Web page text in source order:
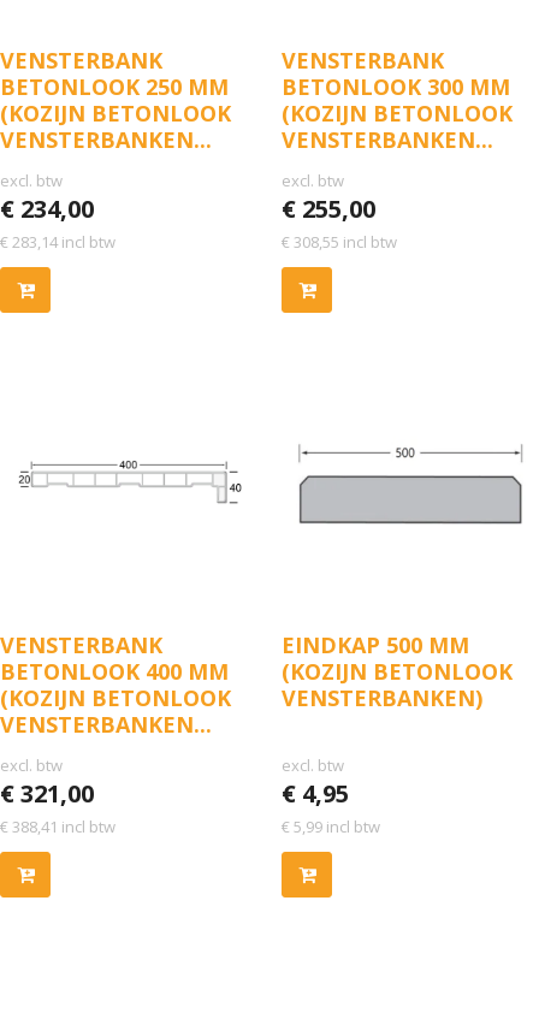
VENSTERBANK
BETONLOOK 250 MM
(KOZIJN BETONLOOK
VENSTERBANKEN...
excl. btw
€ 234,00
€ 283,14 incl btw
VENSTERBANK
BETONLOOK 300 MM
(KOZIJN BETONLOOK
VENSTERBANKEN...
excl. btw
€ 255,00
€ 308,55 incl btw
VENSTERBANK
BETONLOOK 400 MM
(KOZIJN BETONLOOK
VENSTERBANKEN...
excl. btw
€321,00
€ 388,41 incl btw
EINDKAP 500 MM
(KOZIJN BETONLOOK
VENSTERBANKEN)
excl. btw
€ 4,95
€ 5,99 incl btw